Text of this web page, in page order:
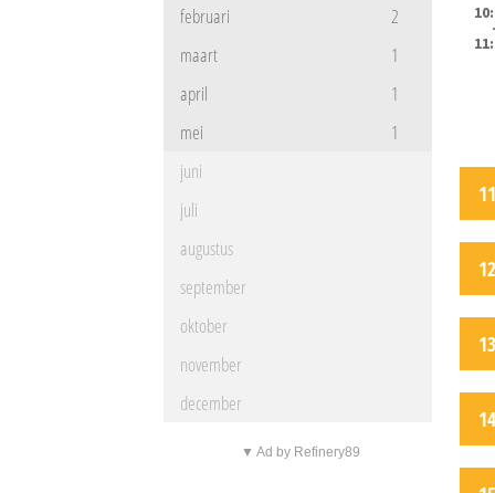
februari
2
maart
1
april
1
mei
1
juni
juli
augustus
september
oktober
november
december
▼ Ad by Refinery89
11
12
13
14